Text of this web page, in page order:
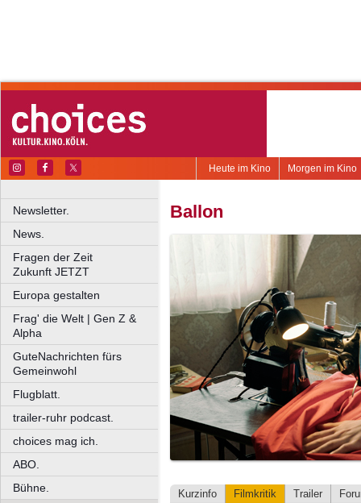
Morgen im Kino
Heute im Kino
Newsletter.
News.
Fragen der Zeit
Zukunft JETZT
Europa gestalten
Frag' die Welt | Gen Z &
Alpha
GuteNachrichten fürs
Gemeinwohl
Flugblatt.
trailer-ruhr podcast.
choices mag ich.
ABO.
Bühne.
Ballon
Kurzinfo Filmkritik Trailer